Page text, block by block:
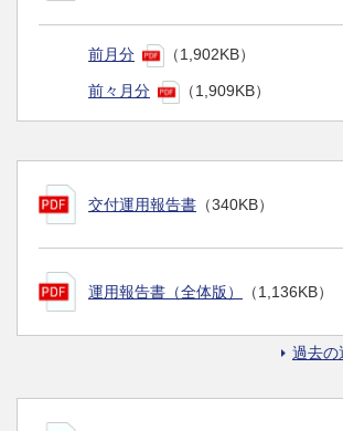
前月分 （1,902KB）
前々月分 （1,909KB）
交付運用報告書 （340KB）
運用報告書（全体版） （1,136KB）
過去の